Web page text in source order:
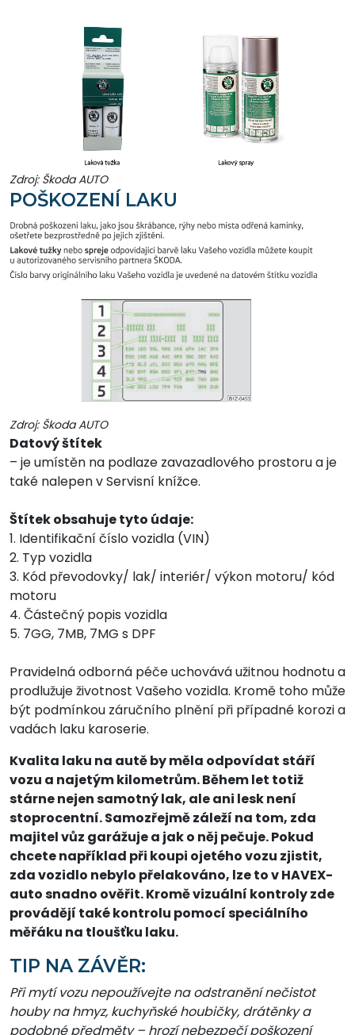
Zdroj: Škoda AUTO
POŠKOZENÍ LAKU
Zdroj: Škoda AUTO
Datový štítek
– je umístěn na podlaze zavazadlového prostoru a je
také nalepen v Servisní knížce.
Štítek obsahuje tyto údaje:
1. Identifikační číslo vozidla (VIN)
2. Typ vozidla
3. Kód převodovky/ lak/ interiér/ výkon motoru/ kód
motoru
4. Částečný popis vozidla
5. 7GG, 7MB, 7MG s DPF
Pravidelná odborná péče uchovává užitnou hodnotu a
prodlužuje životnost Vašeho vozidla. Kromě toho může
být podmínkou záručního plnění při případné korozi a
vadách laku karoserie.
Kvalita laku na autě by měla odpovídat stáří
vozu a najetým kilometrům. Během let totiž
stárne nejen samotný lak, ale ani lesk není
stoprocentní. Samozřejmě záleží na tom, zda
majitel vůz garážuje a jak o něj pečuje. Pokud
chcete například při koupi ojetého vozu zjistit,
zda vozidlo nebylo přelakováno, lze to v HAVEX-
auto snadno ověřit. Kromě vizuální kontroly zde
provádějí také kontrolu pomocí speciálního
měřáku na tloušťku laku.
TIP NA ZÁVĚR:
Při mytí vozu nepoužívejte na odstranění nečistot
houby na hmyz, kuchyňské houbičky, drátěnky a
podobné předměty – hrozí nebezpečí poškození